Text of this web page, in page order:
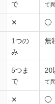
で
て
✕ ◯
1つの
み
無
5つま
で
20
て
✕ ◯